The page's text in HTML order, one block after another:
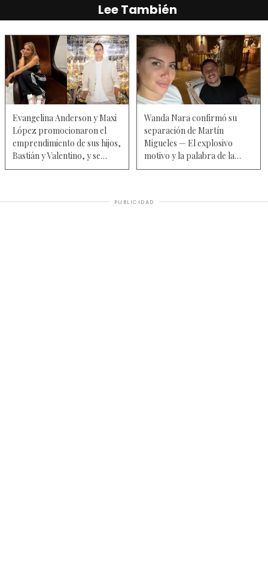
Lee También
Evangelina Anderson y Maxi
López promocionaron el
emprendimiento de sus hijos,
Bastián y Valentino, y se
hicieron virales - Video
Wanda Nara confirmó su
separación de Martín
Migueles — El explosivo
motivo y la palabra de la
mediática
PUBLICIDAD